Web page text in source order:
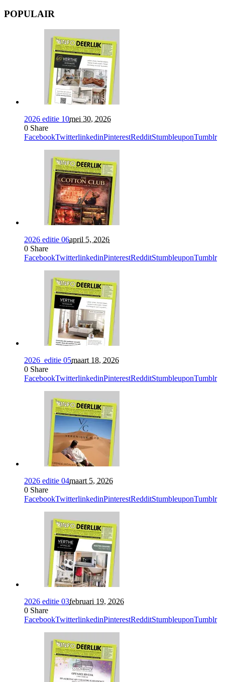
POPULAIR
2026 editie 10mei 30, 2026
0 Share
FacebookTwitterlinkedinPinterestRedditStumbleuponTumblr
2026 editie 06april 5, 2026
0 Share
FacebookTwitterlinkedinPinterestRedditStumbleuponTumblr
2026_editie 05maart 18, 2026
0 Share
FacebookTwitterlinkedinPinterestRedditStumbleuponTumblr
2026 editie 04maart 5, 2026
0 Share
FacebookTwitterlinkedinPinterestRedditStumbleuponTumblr
2026 editie 03februari 19, 2026
0 Share
FacebookTwitterlinkedinPinterestRedditStumbleuponTumblr